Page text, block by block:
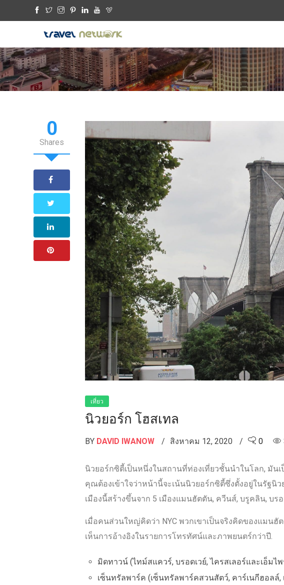
0
Shares
เที่ยว
นิวยอร์ก โฮสเทล
BY DAVID IWANOW สิงหาคม 12, 2020 0
นิวยอร์กซิตี้เป็นหนึ่งในสถานที่ท่องเที่ยวชั้นนําในโลก, มันเ
คุณต้องเข้าใจว่าหน้านี้จะเน้นนิวยอร์กซิตี้ซึ่งตั้งอยู่ในรัฐนิ
เมืองนี้สร้างขึ้นจาก 5 เมืองแมนฮัตตัน, ควีนส์, บรูคลิน, บรอ
เมื่อคนส่วนใหญ่คิดว่า NYC พวกเขาเป็นจริงคิดของแมน
เห็นการอ้างอิงในรายการโทรทัศน์และภาพยนตร์กว่าปี.
มิดทาวน์ (ไทม์สแควร์, บรอดเวย์, ไครสเลอร์และเอ็มไ
เซ็นทรัลพาร์ค (เซ็นทรัลพาร์คสวนสัตว์, คาร์เนกีฮอลล์,